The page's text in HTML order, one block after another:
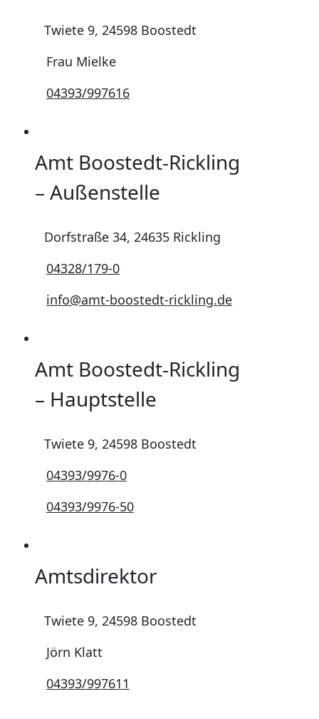
Twiete 9, 24598 Boostedt
Frau Mielke
04393/997616
Amt Boostedt-Rickling
– Außenstelle
Dorfstraße 34, 24635 Rickling
04328/179-0
info@amt-boostedt-rickling.de
Amt Boostedt-Rickling
– Hauptstelle
Twiete 9, 24598 Boostedt
04393/9976-0
04393/9976-50
Amtsdirektor
Twiete 9, 24598 Boostedt
Jörn Klatt
04393/997611